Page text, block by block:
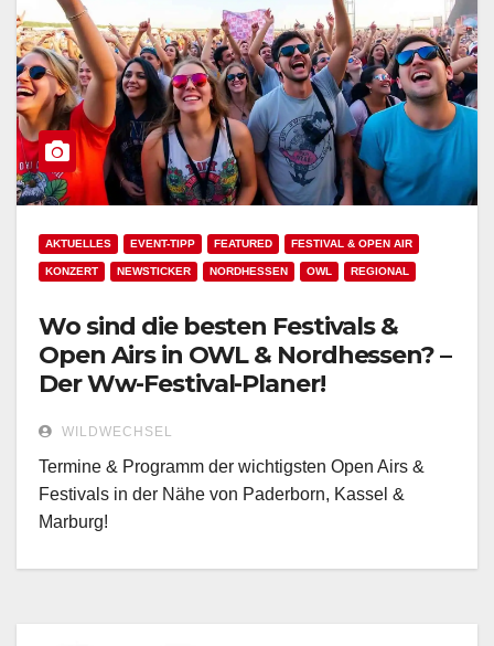
AKTUELLES EVENT-TIPP FEATURED FESTIVAL & OPEN AIR
KONZERT NEWSTICKER NORDHESSEN OWL REGIONAL
Wo sind die besten Festivals &
Open Airs in OWL & Nordhessen? –
Der Ww-Festival-Planer!
WILDWECHSEL
Termine & Programm der wichtigsten Open Airs &
Festivals in der Nähe von Paderborn, Kassel &
Marburg!